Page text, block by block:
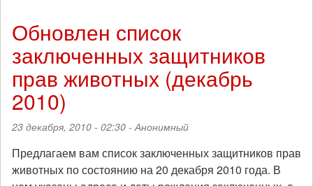
жестокого
с
животными
в
Нефтекамске.
Обновлен список
заключенных защитников
прав животных (декабрь
2010)
23 декабря, 2010 - 02:30 -Анонимный
Предлагаем вам список заключенных защитников прав
животных по состоянию на 20 декабря 2010 года. В